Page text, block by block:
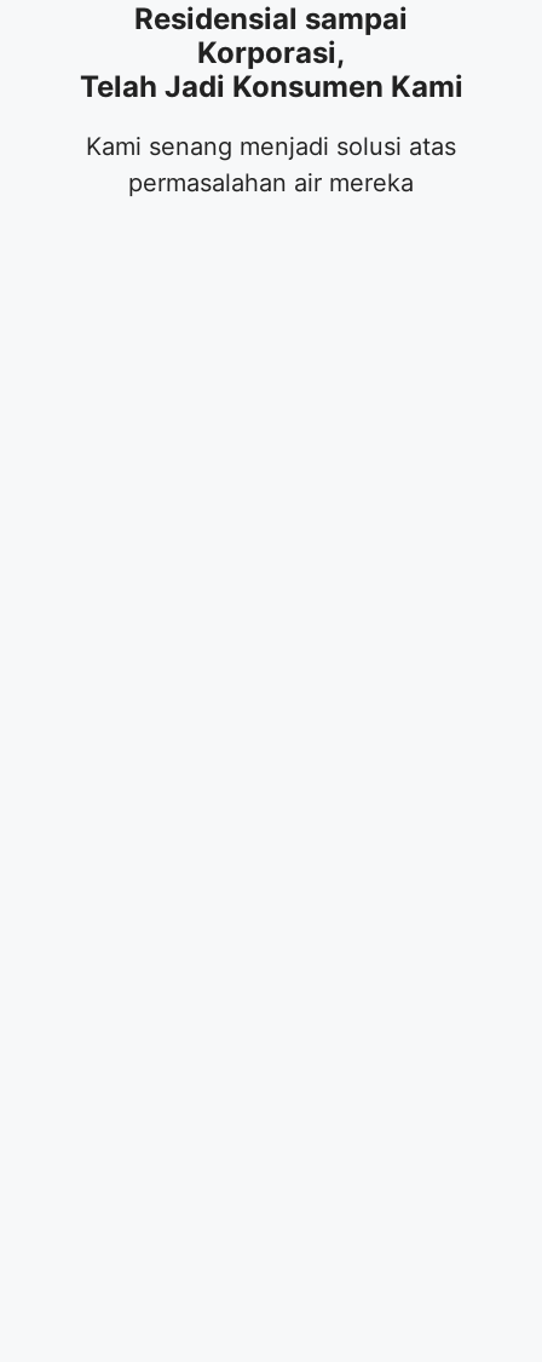
Residensial sampai
Korporasi,
Telah Jadi Konsumen Kami
Kami senang menjadi solusi atas
permasalahan air mereka